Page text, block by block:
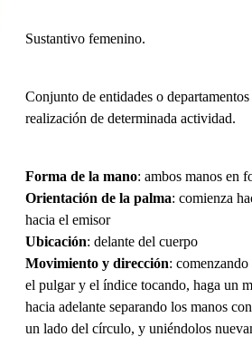
Sustantivo femenino.
Conjunto de entidades o
realización de determinada actividad.
Forma de la mano: ambos manos en
Orientación de la palma: comienza
hacia el emisor
Ubicación: delante del cuerpo
Movimiento y dirección:
el pulgar y el índice tocando, haga un
hacia adelante separando los manos
un lado del círculo, y uniéndolos